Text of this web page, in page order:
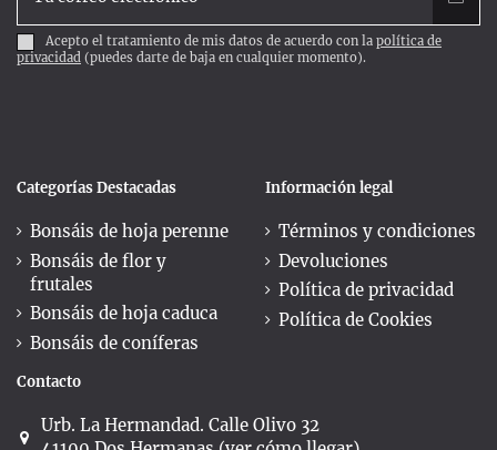
Acepto el tratamiento de mis datos de acuerdo con la política de
privacidad (puedes darte de baja en cualquier momento).
Categorías Destacadas
Bonsáis de hoja perenne
Bonsáis de flor y
frutales
Bonsáis de hoja caduca
Bonsáis de coníferas
Información legal
Términos y condiciones
Devoluciones
Política de privacidad
Política de Cookies
Contacto
Urb. La Hermandad. Calle Olivo 32